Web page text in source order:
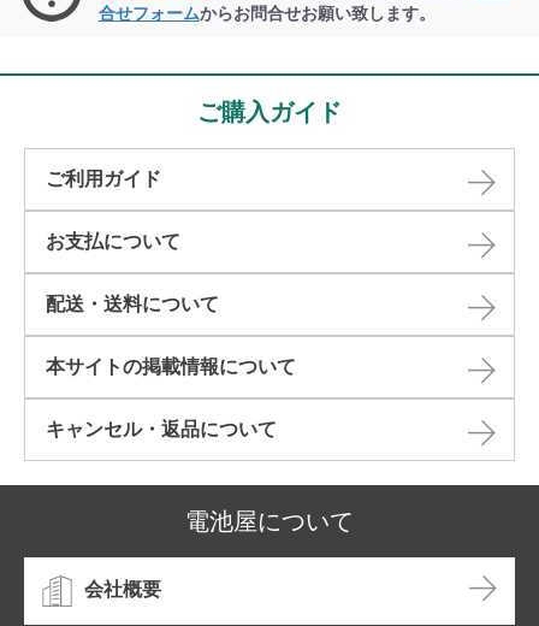
合せフォームからお問合せお願い致します。
ご購入ガイド
ご利用ガイド
お支払について
配送・送料について
本サイトの掲載情報について​
キャンセル・返品について​
電池屋について
会社概要